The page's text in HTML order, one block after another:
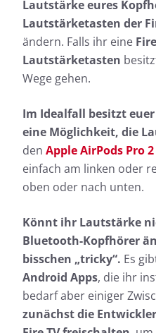
Lautstärke eures
Lautstärketasten der
ändern. Falls ihr eine
Lautstärketasten
Wege gehen.
Im Idealfall besitzt
eine Möglichkeit, die
den Apple AirPods Pro 2
einfach am linken oder
oben oder nach unten.
Könnt ihr Lautstärke
Bluetooth-Kopfhörer
bisschen „tricky“. Es
Android Apps, die ihr
bedarf aber einiger
zunächst die